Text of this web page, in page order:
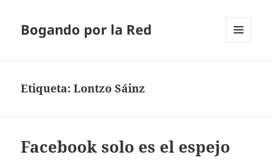
Bogando por la Red
Etiqueta:Lontzo Sáinz
Facebook solo es el espejo